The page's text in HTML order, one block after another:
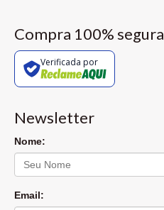
Compra 100% segura
Verificada por
Newsletter
Nome:
Email: